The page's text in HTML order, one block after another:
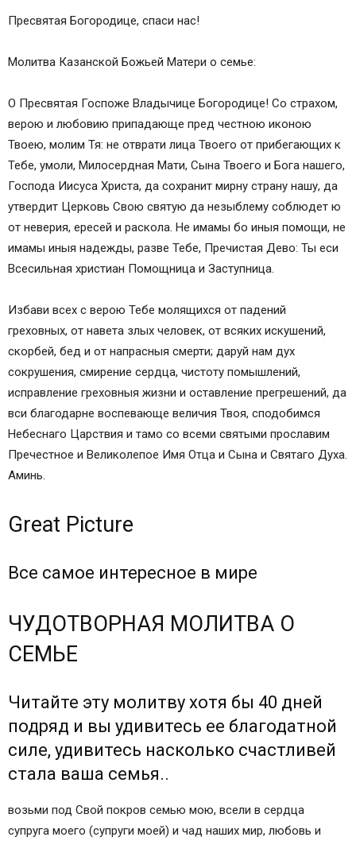
Пресвятая Богородице, спаси нас!
Молитва Казанской Божьей Матери о семье:
О Пресвятая Госпоже Владычице Богородице! Со страхом,
верою и любовию припадающе пред честною иконою
Твоею, молим Тя: не отврати лица Твоего от прибегающих к
Тебе, умоли, Милосердная Мати, Сына Твоего и Бога нашего,
Господа Иисуса Христа, да сохранит мирну страну нашу, да
утвердит Церковь Свою святую да незыблему соблюдет ю
от неверия, ересей и раскола. Не имамы бо иныя помощи, не
имамы иныя надежды, разве Тебе, Пречистая Дево: Ты еси
Всесильная христиан Помощница и Заступница.
Избави всех с верою Тебе молящихся от падений
греховных, от навета злых человек, от всяких искушений,
скорбей, бед и от напрасныя смерти; даруй нам дух
сокрушения, смирение сердца, чистоту помышлений,
исправление греховныя жизни и оставление прегрешений, да
вси благодарне воспевающе величия Твоя, сподобимся
Небеснаго Царствия и тамо со всеми святыми прославим
Пречестное и Великолепое Имя Отца и Сына и Святаго Духа.
Аминь.
Great Picture
Все самое интересное в мире
ЧУДОТВОРНАЯ МОЛИТВА О
СЕМЬЕ
Читайте эту молитву хотя бы 40 дней
подряд и вы удивитесь ее благодатной
силе, удивитесь насколько счастливей
стала ваша семья..
возьми под Свой покров семью мою, всели в сердца
супруга моего (супруги моей) и чад наших мир, любовь и